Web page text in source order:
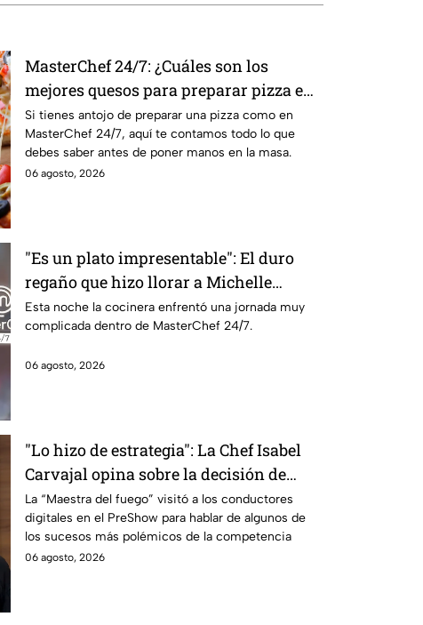
MasterChef 24/7: ¿Cuáles son los
mejores quesos para preparar pizza en
casa?
Si tienes antojo de preparar una pizza como en
MasterChef 24/7, aquí te contamos todo lo que
debes saber antes de poner manos en la masa.
06 agosto, 2026
"Es un plato impresentable": El duro
regaño que hizo llorar a Michelle
dentro de MasterChef 24/7
Esta noche la cocinera enfrentó una jornada muy
complicada dentro de MasterChef 24/7.
06 agosto, 2026
"Lo hizo de estrategia": La Chef Isabel
Carvajal opina sobre la decisión de
Ramahá de subir a Daniela al balcón de
MasterChef 24/7
La “Maestra del fuego” visitó a los conductores
digitales en el PreShow para hablar de algunos de
los sucesos más polémicos de la competencia
06 agosto, 2026